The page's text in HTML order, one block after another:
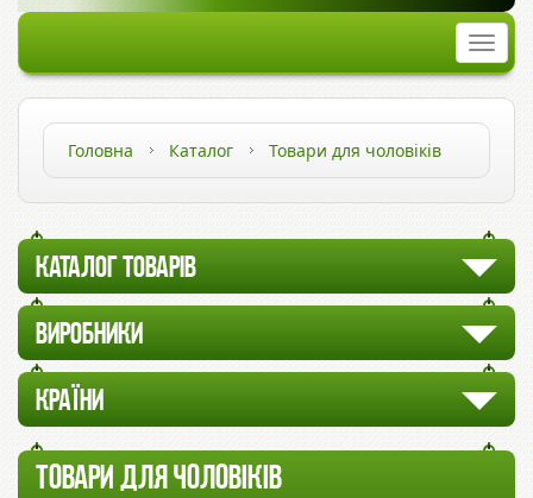
Головна Каталог Товари для чоловіків
КАТАЛОГ ТОВАРІВ
ВИРОБНИКИ
КРАЇНИ
ТОВАРИ ДЛЯ ЧОЛОВІКІВ